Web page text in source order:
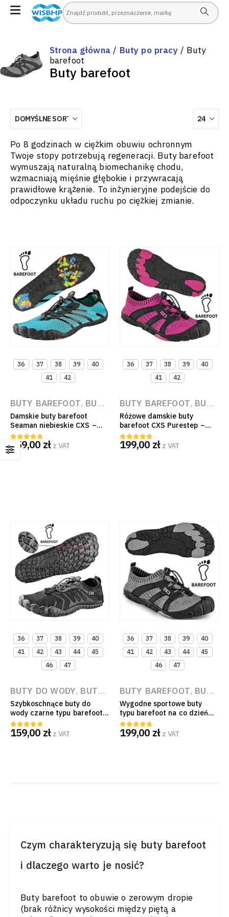
Strona główna/ Buty po pracy/ Buty
barefoot
Buty barefoot
Po 8 godzinach w ciężkim obuwiu ochronnym
Twoje stopy potrzebują regeneracji. Buty barefoot
wymuszają naturalną biomechanikę chodu,
wzmacniają mięśnie głębokie i przywracają
prawidłowe krążenie. To inżynieryjne podejście do
odpoczynku układu ruchu po ciężkiej zmianie.
36 37 38 39
40
41
42
BUTY BAREFOOT, BUTY DO WODY ,BUTY PO PRACY
Damskie buty barefoot
Seaman niebieskie CXS –
oddychające i
szybkoschnące na co dzień
4.67out of 5
159,00 zł z VAT
36 37 38 39
40
41
42
BUTY BAREFOOT, BUTY PO PRACY
Różowe damskie buty
barefoot CXS Purestep –
elastyczna podeszwa,
szeroki nosek i oddychająca
cholewka
4.67out of 5
199,00 zł z VAT
36 37 38 39
40
41
42 43 44
45
46
47
BUTY DO WODY, BUTY BAREFOOT ,BUTY
Szybkoschnące buty do
wody czarne typu barefoot
CXS Seaman z elastyczną
podeszwą
4.67out of 5
159,00 zł z VAT
36 37 38 39
40
41
42 43 44
45
46
47
BUTY BAREFOOT, BUTY PO PRACY
Wygodne sportowe buty
typu barefoot na co dzień
CXS Purestep oddychająca
dzianina Unisex
4.67out of 5
199,00 zł z VAT
Czym charakteryzują się buty barefoot
i dlaczego warto je nosić?
Buty barefoot to obuwie o zerowym dropie
(brak różnicy wysokości między piętą a